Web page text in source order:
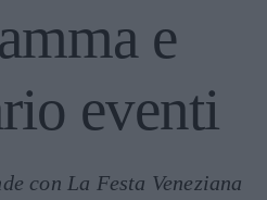
e
eventi
con La Festa Veneziana